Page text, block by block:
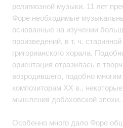
религиозной музыки. 11 лет
Форе необходимые
основанные на изучении
произведений, в т. ч.
григорианского хорала.
ориентация отразилась в
возродившего, подобно
композиторам XX в.,
мышления добаховской эпохи.
Особенно много дало Форе